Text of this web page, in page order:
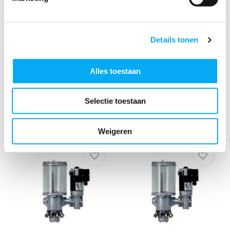
Details tonen
Alles toestaan
Selectie toestaan
Weigeren
beroepsvaart/roe...
€ 633,52
beroepsvaart/sch...
Klik voor voorraad info
€ 633,51